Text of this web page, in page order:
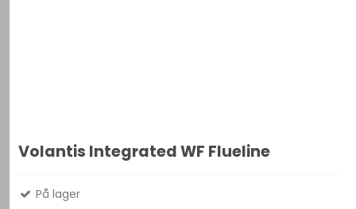
Volantis Integrated WF Flueline
På lager